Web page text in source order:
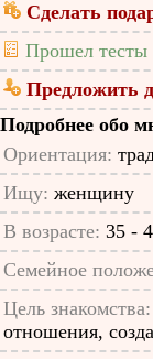
Сделать
Прошел тесты
Предложить
Подробнее обо
Ориентация:
Ищу: женщину
В возрасте: 35 -
Семейное
Цель знакомства:
отношения,